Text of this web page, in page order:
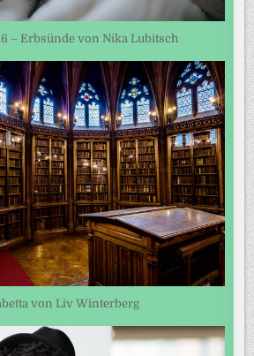
– Erbsünde von Nika Lubitsch
von Liv Winterberg